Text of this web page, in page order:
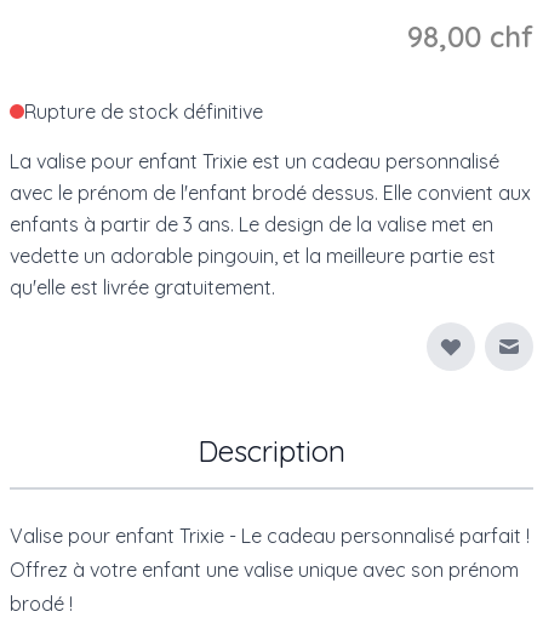
98,00 chf
Rupture de stock définitive
La valise pour enfant Trixie est un cadeau personnalisé
avec le prénom de l'enfant brodé dessus. Elle convient aux
enfants à partir de 3 ans. Le design de la valise met en
vedette un adorable pingouin, et la meilleure partie est
qu'elle est livrée gratuitement.
Description
Valise pour enfant Trixie - Le cadeau personnalisé parfait !
Offrez à votre enfant une valise unique avec son prénom
brodé !